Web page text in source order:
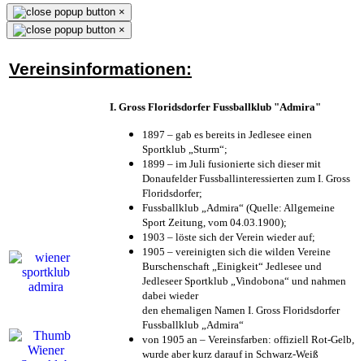
×
×
Vereinsinformationen:
I. Gross Floridsdorfer Fussballklub "Admira"
1897 – gab es bereits in Jedlesee einen
Sportklub „Sturm“;
1899 – im Juli fusionierte sich dieser mit
Donaufelder Fussballinteressierten zum I. Gross
Floridsdorfer;
Fussballklub „Admira“ (Quelle: Allgemeine
Sport Zeitung, vom 04.03.1900);
1903 – löste sich der Verein wieder auf;
1905 – vereinigten sich die wilden Vereine
Burschenschaft „Einigkeit“ Jedlesee und
Jedleseer Sportklub „Vindobona“ und nahmen
dabei wieder
den ehemaligen Namen I. Gross Floridsdorfer
Fussballklub „Admira“
von 1905 an – Vereinsfarben: offiziell Rot-Gelb,
wurde aber kurz darauf in Schwarz-Weiß